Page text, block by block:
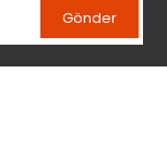
Gönder